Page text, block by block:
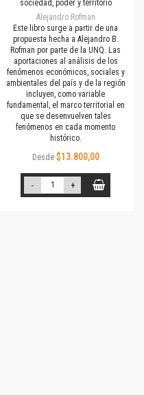
sociedad, poder y territorio
Alejandro Rofman
Este libro surge a partir de una
propuesta hecha a Alejandro B.
Rofman por parte de la UNQ. Las
aportaciones al análisis de los
fenómenos económicos, sociales y
ambientales del país y de la región
incluyen, como variable
fundamental, el marco territorial en
que se desenvuelven tales
fenómenos en cada momento
histórico.
Desde $13.800,00
- +